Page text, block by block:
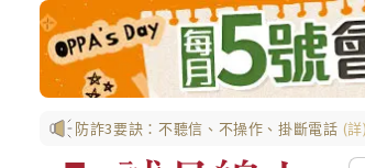
防詐3要訣：不聽信、不操作、掛斷電話 (詳)